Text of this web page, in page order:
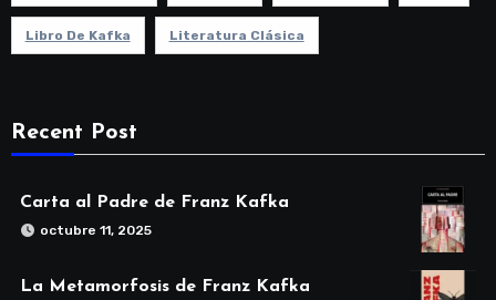
Libro De Kafka Literatura Clásica
Recent Post
Carta al Padre de Franz Kafka
octubre 11, 2025
La Metamorfosis de Franz Kafka